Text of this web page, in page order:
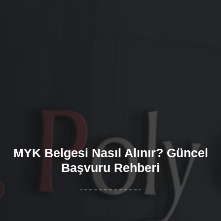
MYK Belgesi Nasıl Alınır? Güncel
Başvuru Rehberi